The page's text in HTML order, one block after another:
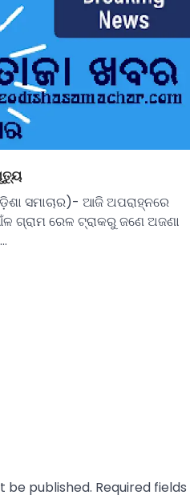
ସମାଚାର)- ଆଜି ଅପରାହ୍ନରେ
ଗ୍ରାମ ରେଳ ଟ୍ରାକରୁ ଜଣେ ଅଜଣା
be published. Required fields